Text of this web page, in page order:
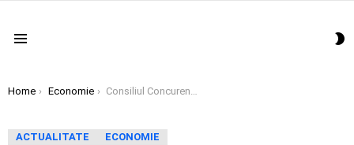
You are here:
Home Economie Consiliul Concurenţei a autorizat preluarea Automecanica Mediaş de către turcii de la Otokar
ACTUALITATE ECONOMIE